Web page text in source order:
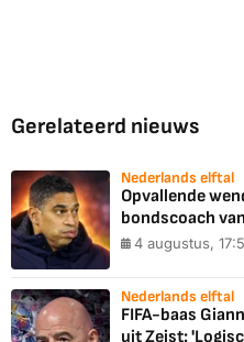
Gerelateerd nieuws
Nederlands elftal
Opvallende
bondscoach
4 augustus,
Nederlands elftal
FIFA-baas
uit Zeist: